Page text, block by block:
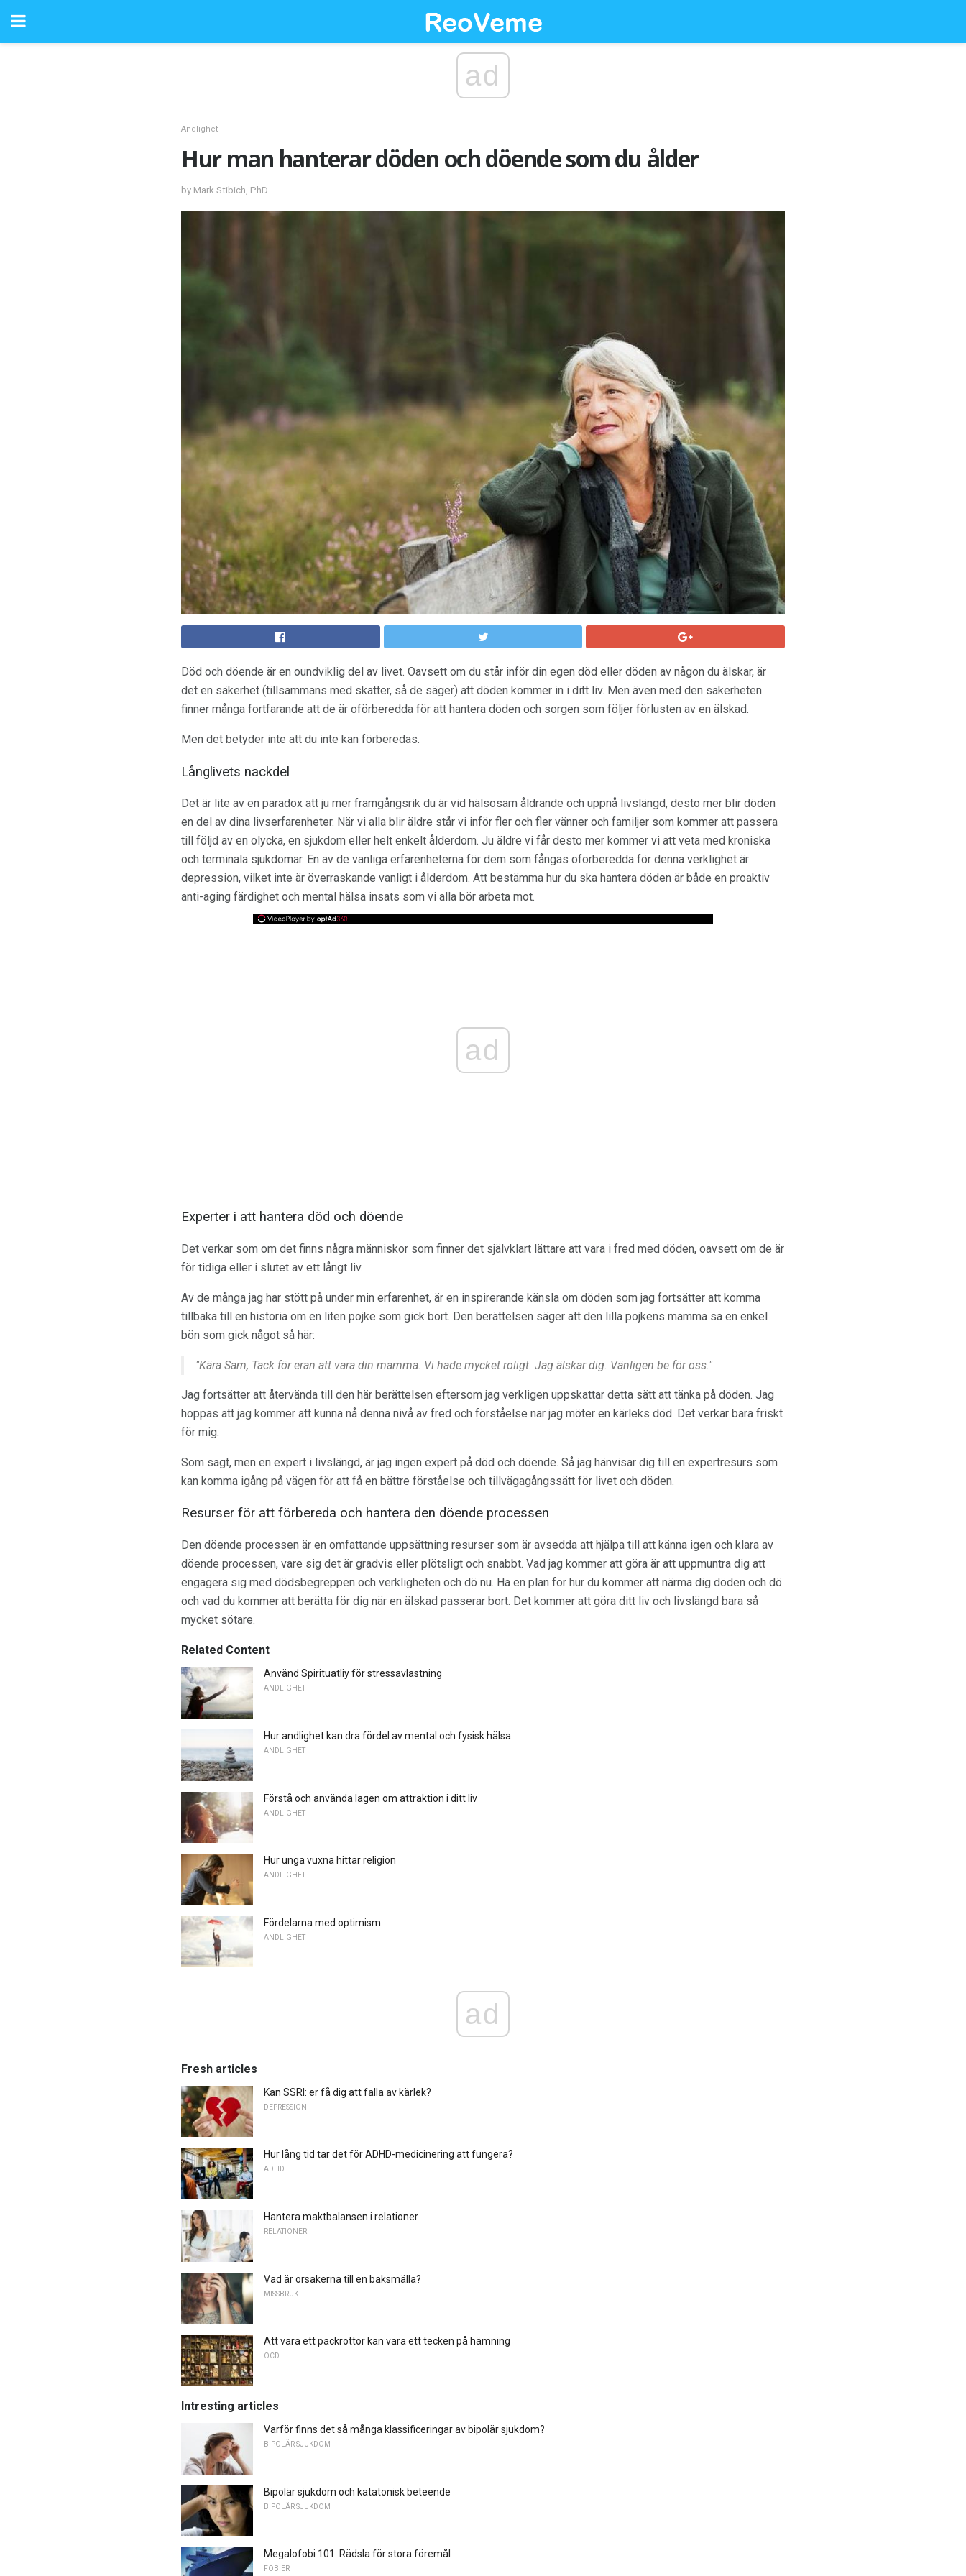
ad
Andlighet
Hur man hanterar döden och döende som du ålder
by Mark Stibich, PhD
Död och döende är en oundviklig del av livet. Oavsett om du står inför din egen död eller döden av någon du älskar, är
det en säkerhet (tillsammans med skatter, så de säger) att döden kommer in i ditt liv. Men även med den säkerheten
finner många fortfarande att de är oförberedda för att hantera döden och sorgen som följer förlusten av en älskad.
Men det betyder inte att du inte kan förberedas.
Långlivets nackdel
Det är lite av en paradox att ju mer framgångsrik du är vid hälsosam åldrande och uppnå livslängd, desto mer blir döden
en del av dina livserfarenheter. När vi alla blir äldre står vi inför fler och fler vänner och familjer som kommer att passera
till följd av en olycka, en sjukdom eller helt enkelt ålderdom. Ju äldre vi får desto mer kommer vi att veta med kroniska
och terminala sjukdomar. En av de vanliga erfarenheterna för dem som fångas oförberedda för denna verklighet är
depression, vilket inte är överraskande vanligt i ålderdom. Att bestämma hur du ska hantera döden är både en proaktiv
anti-aging färdighet och mental hälsa insats som vi alla bör arbeta mot.
ad
Experter i att hantera död och döende
Det verkar som om det finns några människor som finner det självklart lättare att vara i fred med döden, oavsett om de är
för tidiga eller i slutet av ett långt liv.
Av de många jag har stött på under min erfarenhet, är en inspirerande känsla om döden som jag fortsätter att komma
tillbaka till en historia om en liten pojke som gick bort. Den berättelsen säger att den lilla pojkens mamma sa en enkel
bön som gick något så här:
"Kära Sam, Tack för eran att vara din mamma. Vi hade mycket roligt. Jag älskar dig. Vänligen be för oss."
Jag fortsätter att återvända till den här berättelsen eftersom jag verkligen uppskattar detta sätt att tänka på döden. Jag
hoppas att jag kommer att kunna nå denna nivå av fred och förståelse när jag möter en kärleks död. Det verkar bara friskt
för mig.
Som sagt, men en expert i livslängd, är jag ingen expert på död och döende. Så jag hänvisar dig till en expertresurs som
kan komma igång på vägen för att få en bättre förståelse och tillvägagångssätt för livet och döden.
Resurser för att förbereda och hantera den döende processen
Den döende processen är en omfattande uppsättning resurser som är avsedda att hjälpa till att känna igen och klara av
döende processen, vare sig det är gradvis eller plötsligt och snabbt. Vad jag kommer att göra är att uppmuntra dig att
engagera sig med dödsbegreppen och verkligheten och dö nu. Ha en plan för hur du kommer att närma dig döden och dö
och vad du kommer att berätta för dig när en älskad passerar bort. Det kommer att göra ditt liv och livslängd bara så
mycket sötare.
Related Content
Använd Spirituatliy för stressavlastning
ANDLIGHET
Hur andlighet kan dra fördel av mental och fysisk hälsa
ANDLIGHET
Förstå och använda lagen om attraktion i ditt liv
ANDLIGHET
Hur unga vuxna hittar religion
ANDLIGHET
Fördelarna med optimism
ANDLIGHET
ad
Fresh articles
Kan SSRI: er få dig att falla av kärlek?
DEPRESSION
Hur lång tid tar det för ADHD-medicinering att fungera?
ADHD
Hantera maktbalansen i relationer
RELATIONER
Vad är orsakerna till en baksmälla?
MISSBRUK
Att vara ett packrottor kan vara ett tecken på hämning
OCD
Intresting articles
Varför finns det så många klassificeringar av bipolär sjukdom?
BIPOLÄR SJUKDOM
Bipolär sjukdom och katatonisk beteende
BIPOLÄR SJUKDOM
Megalofobi 101: Rädsla för stora föremål
FOBIER